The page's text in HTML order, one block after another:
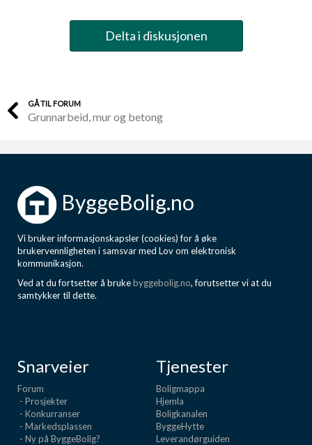
Delta i diskusjonen
GÅ TIL FORUM
Grunnarbeid, mur og betong
ByggeBolig.no
Vi bruker informasjonskapsler (cookies) for å øke
brukervennligheten i samsvar med Lov om elektronisk
kommunikasjon.
Ved at du fortsetter å brukebyggebolig.no, forutsetter vi at du
samtykker til dette.
Snarveier
Forum
- Prosjekter
- Konkurranser
- Markedsplassen
- Ny på ByggeBolig?
Tjenester
Boligmappa
Hjemla
Boligkanalen
ByggeHytte
Leverandørguiden